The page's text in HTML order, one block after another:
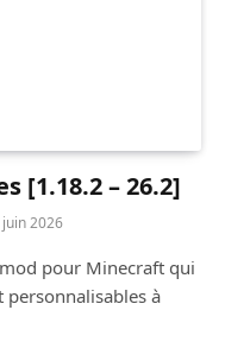
[1.18.2 – 26.2]
2026
pour Minecraft qui
personnalisables à